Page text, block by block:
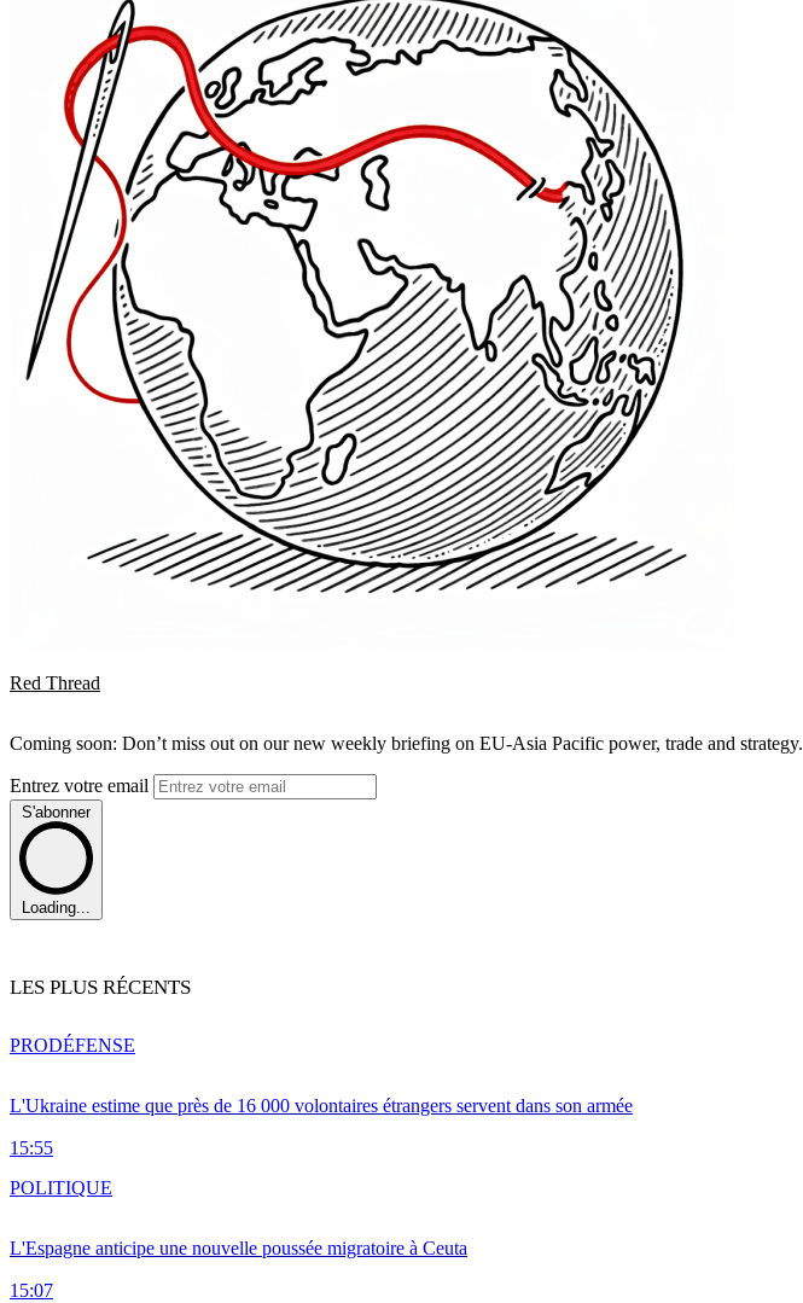
Red Thread
Coming soon: Don’t miss out on our new weekly briefing on EU-Asia Pacific power, trade and strategy.
Entrez votre email
S'abonner
Loading...
LES PLUS RÉCENTS
L'Ukraine estime que près de 16 000 volontaires étrangers servent dans son armée
15:55
PRODÉFENSE
L'Espagne anticipe une nouvelle poussée migratoire à Ceuta
15:07
POLITIQUE